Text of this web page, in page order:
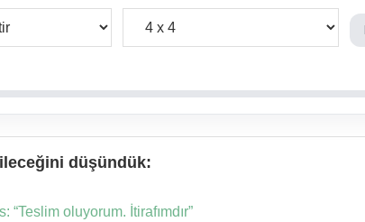
düşündük:
“Teslim oluyorum. İtirafımdır”